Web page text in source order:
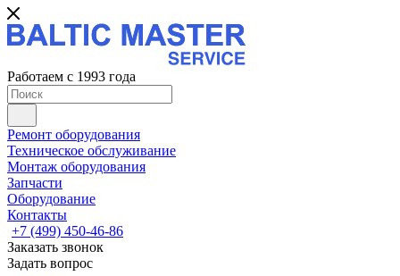
Работаем с 1993 года
Ремонт оборудования
Техническое обслуживание
Монтаж оборудования
Запчасти
Оборудование
Контакты
+7 (499) 450-46-86
Заказать звонок
Задать вопрос